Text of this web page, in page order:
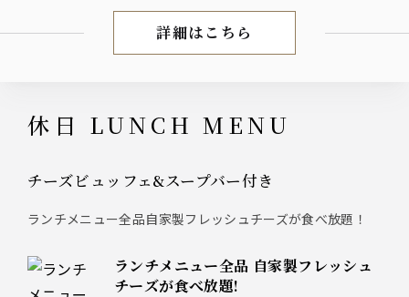
平日 LUNCH MENU
詳細はこちら
休日 LUNCH MENU
チーズビュッフェ&スープバー付き
ランチメニュー全品自家製フレッシュチーズが食べ放題！
ランチメニュー全品 自家製フレッシュ
チーズが食べ放題!